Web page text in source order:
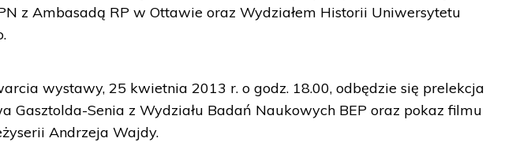
z Ambasadą RP w Ottawie oraz Wydziałem Historii Uniwersytetu
wystawy, 25 kwietnia 2013 r. o godz. 18.00, odbędzie się prelekcja
Gasztolda-Senia z Wydziału Badań Naukowych BEP oraz pokaz filmu
Andrzeja Wajdy.